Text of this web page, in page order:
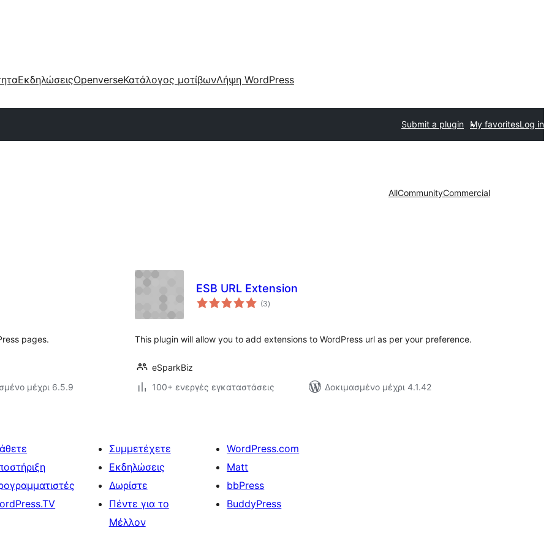
ΕκδηλώσειςOpenverseΚατάλογος μοτίβωνΛήψη WordPress
Submit a plugin My favoritesLog in
AllCommunityCommercial
pages.
μέχρι 6.5.9
ESB URL Extension
(3αξιολογήσεις
σύνολο
)
This plugin will allow you to add extensions to WordPress url as per your preference.
eSparkBiz
100+ ενεργές εγκαταστάσεις
Δοκιμασμένο μέχρι 4.1.42
Συμμετέχετε
Εκδηλώσεις
Δωρίστε
Πέντε για το
Μέλλον
WordPress.com
Matt
bbPress
BuddyPress